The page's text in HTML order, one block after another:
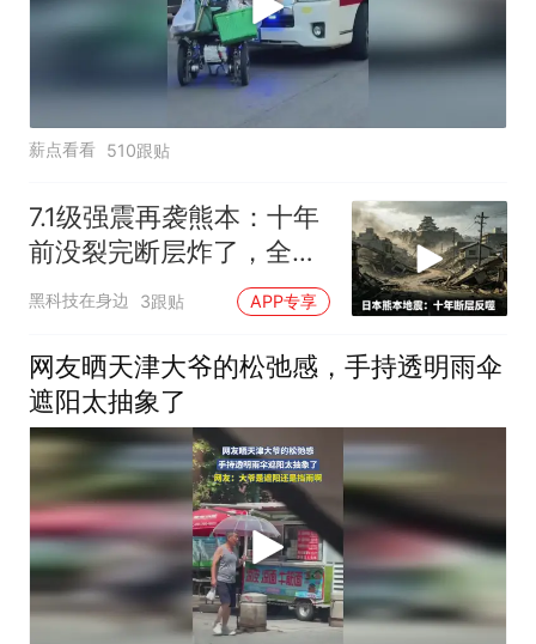
薪点看看 510跟贴
7.1级强震再袭熊本：十年
前没裂完断层炸了，全球
半导体供应链悬了
黑科技在身边 3跟贴 APP专享
网友晒天津大爷的松弛感，手持透明雨伞
遮阳太抽象了